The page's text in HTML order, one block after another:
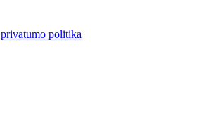
privatumo politika